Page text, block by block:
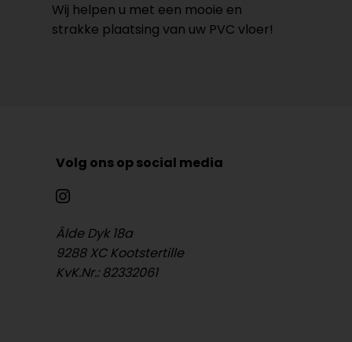
Wij helpen u met een mooie en
strakke plaatsing van uw PVC vloer!
Volg ons op social media
Âlde Dyk 18a
9288 XC Kootstertille
KvK.Nr.: 82332061